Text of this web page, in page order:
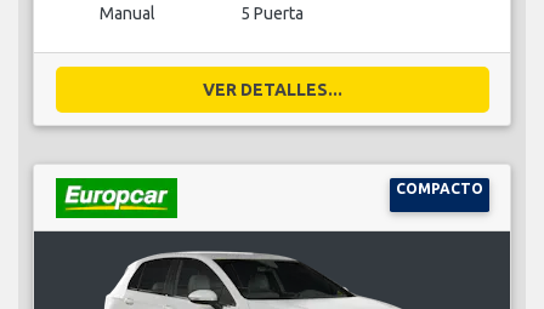
Manual 5 Puerta
VER DETALLES...
COMPACTO